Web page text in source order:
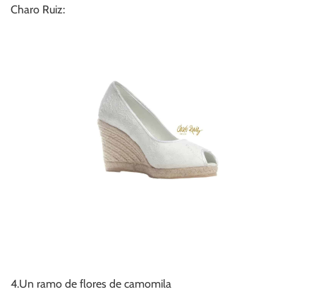
Charo Ruiz:
4.Un ramo de flores de camomila